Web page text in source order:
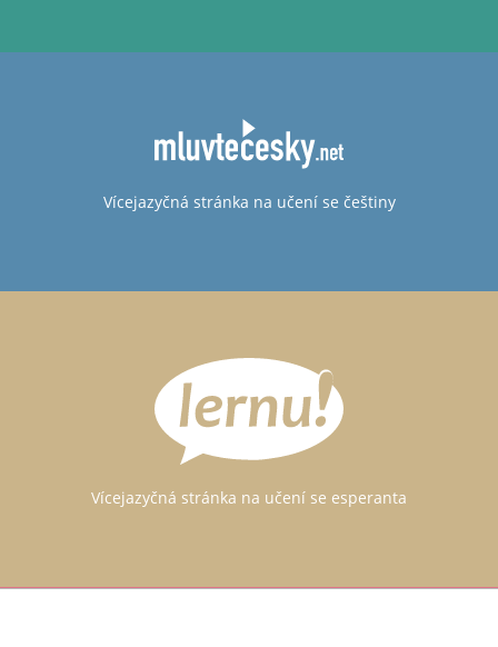
Vícejazyčná stránka na učení se češtiny
Vícejazyčná stránka na učení se esperanta